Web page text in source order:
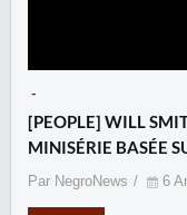
-
[PEOPLE] WILL
MINISÉRIE BASÉE
Par NegroNews 6